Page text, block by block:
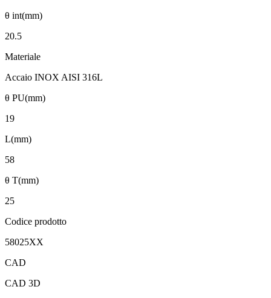
θ int(mm)
20.5
Materiale
Accaio INOX AISI 316L
θ PU(mm)
19
L(mm)
58
θ T(mm)
25
Codice prodotto
58025XX
CAD
CAD 3D